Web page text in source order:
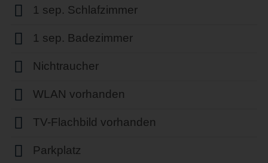
1 sep. Schlafzimmer
1 sep. Badezimmer
Nichtraucher
WLAN vorhanden
TV-Flachbild vorhanden
Parkplatz